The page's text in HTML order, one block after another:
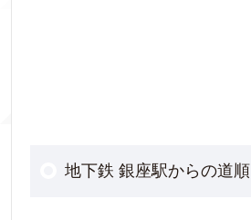
地下鉄 銀座駅からの道順